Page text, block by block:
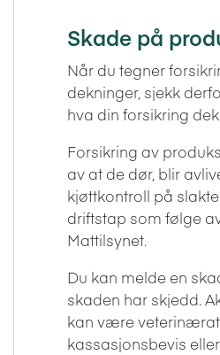
Skade på
Når du tegner
dekninger, sjekk
hva din forsikring
Forsikring av
av at de dør, blir
kjøttkontroll på
driftstap som følge
Mattilsynet.
Du kan melde en
skaden har skjedd.
kan være
kassasjonsbevis